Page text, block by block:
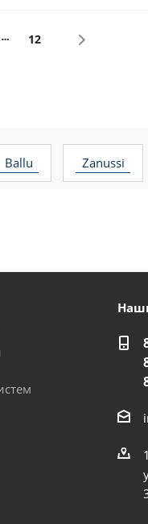
12
ballu zanussi